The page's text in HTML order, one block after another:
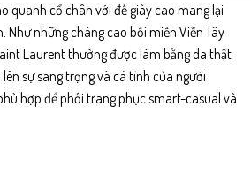
quanh cổ chân với đế giày cao mang lại
Như những chàng cao bồi miền Viễn Tây
Laurent thường được làm bằng da thật
sự sang trọng và cá tính của người
hợp để phối trang phục smart-casual và